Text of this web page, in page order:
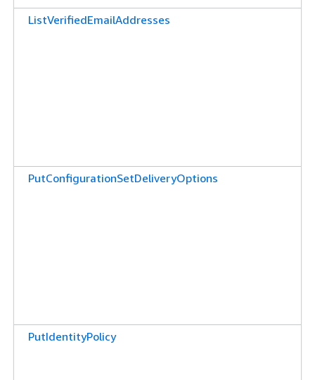
ListVerifiedEmailAddresses
PutConfigurationSetDeliveryOptions
PutIdentityPolicy